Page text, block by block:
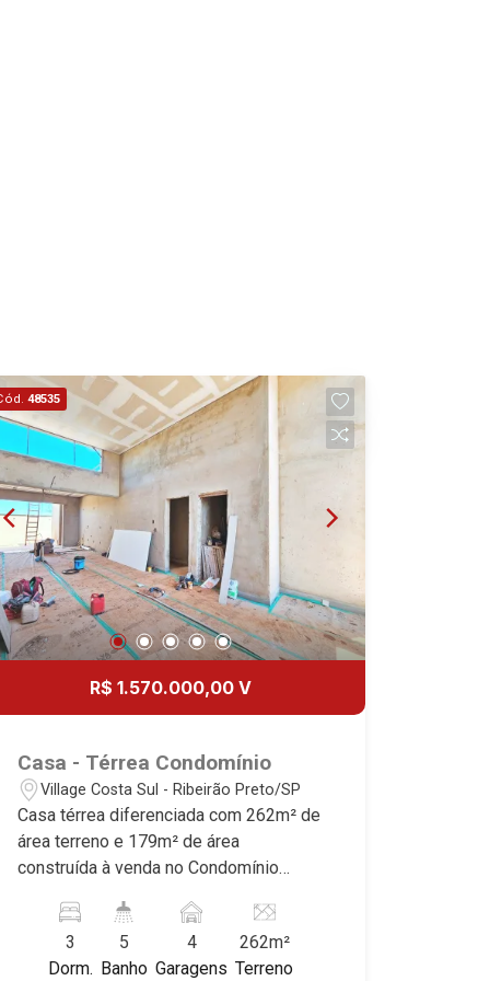
Aug/Wed
20
Aug/Thu
21
Aug/Fri
48535
R$ 1.570.000,00 V
Casa - Térrea Condomínio
Village Costa Sul - Ribeirão Preto/SP
Casa térrea diferenciada com 262m² de
área terreno e 179m² de área
construída à venda no Condomínio
- Bairro Cond. Jardins Do Mirante,
Ribeirão Preto/SP. Conheça as
características deste imóvel que a
3
Dorm.
5
Banho
4
Garagens
262m²
Terreno